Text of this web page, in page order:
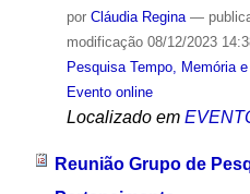
por Cláudia Regina —
modificação08/12/2023
Pesquisa Tempo, Memória
Evento online
Localizado em
Reunião Grupo de